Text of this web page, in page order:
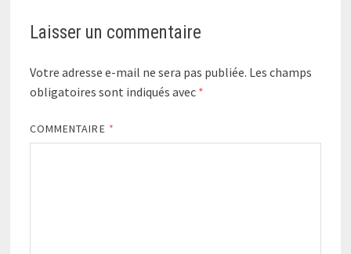
Laisser un commentaire
Votre adresse e-mail ne sera pas publiée. Les champs
obligatoires sont indiqués avec *
COMMENTAIRE *